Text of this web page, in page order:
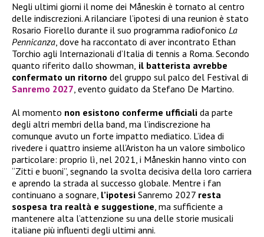
Negli ultimi giorni il nome dei Måneskin è tornato al centro
delle indiscrezioni. A rilanciare l’ipotesi di una reunion è stato
Rosario Fiorello durante il suo programma radiofonico La
Pennicanza, dove ha raccontato di aver incontrato Ethan
Torchio agli Internazionali d’Italia di tennis a Roma. Secondo
quanto riferito dallo showman, il batterista avrebbe
confermato un ritorno del gruppo sul palco del Festival di
Sanremo 2027, evento guidato da Stefano De Martino.
Al momento non esistono conferme ufficiali da parte
degli altri membri della band, ma l’indiscrezione ha
comunque avuto un forte impatto mediatico. L’idea di
rivedere i quattro insieme all’Ariston ha un valore simbolico
particolare: proprio lì, nel 2021, i Måneskin hanno vinto con
“Zitti e buoni”, segnando la svolta decisiva della loro carriera
e aprendo la strada al successo globale. Mentre i fan
continuano a sognare, l’ipotesi Sanremo 2027 resta
sospesa tra realtà e suggestione, ma sufficiente a
mantenere alta l’attenzione su una delle storie musicali
italiane più influenti degli ultimi anni.